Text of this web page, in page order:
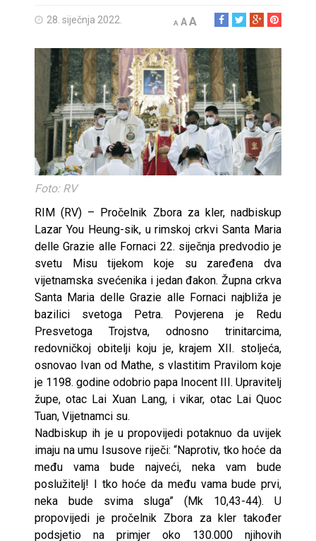
28. siječnja 2022. A AA
Foto: RV
RIM (RV) – Pročelnik Zbora za kler, nadbiskup
Lazar You Heung-sik, u rimskoj crkvi Santa Maria
delle Grazie alle Fornaci 22. siječnja predvodio je
svetu Misu tijekom koje su zaređena dva
vijetnamska svećenika i jedan đakon. Župna crkva
Santa Maria delle Grazie alle Fornaci najbliža je
bazilici svetoga Petra. Povjerena je Redu
Presvetoga Trojstva, odnosno trinitarcima,
redovničkoj obitelji koju je, krajem XII. stoljeća,
osnovao Ivan od Mathe, s vlastitim Pravilom koje
je 1198. godine odobrio papa Inocent III. Upravitelj
župe, otac Lai Xuan Lang, i vikar, otac Lai Quoc
Tuan, Vijetnamci su.
Nadbiskup ih je u propovijedi potaknuo da uvijek
imaju na umu Isusove riječi: “Naprotiv, tko hoće da
među vama bude najveći, neka vam bude
poslužitelj! I tko hoće da među vama bude prvi,
neka bude svima sluga” (Mk 10,43-44). U
propovijedi je pročelnik Zbora za kler također
podsjetio na primjer oko 130.000 njihovih